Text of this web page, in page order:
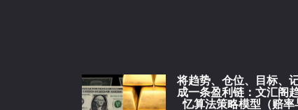
将趋势、仓位、目标、
成一条盈利链：文汇阁
忆算法策略模型（赔率